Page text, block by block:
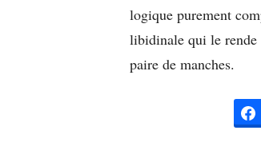
logique purement
libidinale qui le rende
paire de manches.